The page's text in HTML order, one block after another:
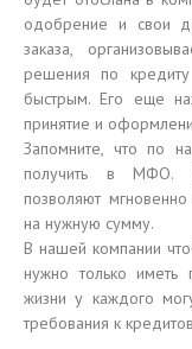
одобрение и свои
заказа,
решения по
быстрым. Его еще
принятие и
Запомните, что по
получить в МФО.
позволяют
на нужную сумму.
В нашей компании
нужно только
жизни у каждого
требования к